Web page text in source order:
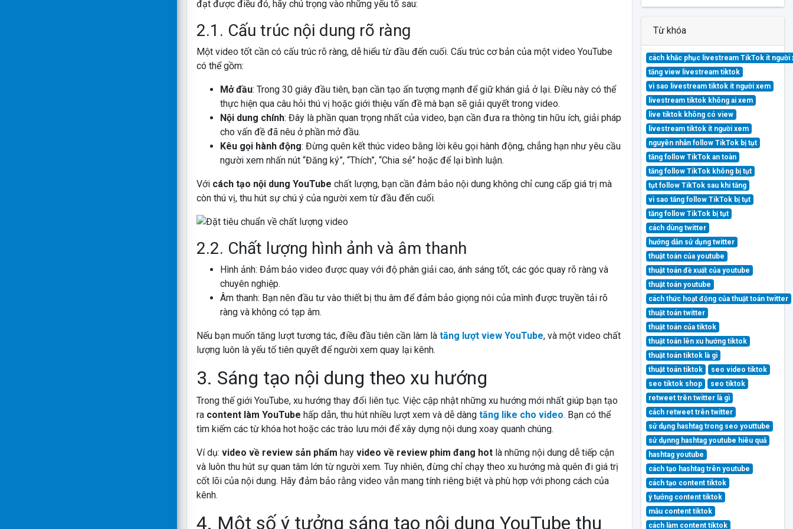
đạt được điều đó, hãy chú trọng vào những yếu tố sau:
2.1. Cấu trúc nội dung rõ ràng
Một video tốt cần có cấu trúc rõ ràng, dễ hiểu từ đầu đến cuối. Cấu trúc cơ bản của một video YouTube
có thể gồm:
Mở đầu: Trong 30 giây đầu tiên, bạn cần tạo ấn tượng mạnh để giữ khán giả ở lại. Điều này có thể
thực hiện qua câu hỏi thú vị hoặc giới thiệu vấn đề mà bạn sẽ giải quyết trong video.
Nội dung chính: Đây là phần quan trọng nhất của video, bạn cần đưa ra thông tin hữu ích, giải pháp
cho vấn đề đã nêu ở phần mở đầu.
Kêu gọi hành động: Đừng quên kết thúc video bằng lời kêu gọi hành động, chẳng hạn như yêu cầu
người xem nhấn nút “Đăng ký”, “Thích”, “Chia sẻ” hoặc để lại bình luận.
Với cách tạo nội dung YouTube chất lượng, bạn cần đảm bảo nội dung không chỉ cung cấp giá trị mà
còn thú vị, thu hút sự chú ý của người xem từ đầu đến cuối.
2.2. Chất lượng hình ảnh và âm thanh
Hình ảnh: Đảm bảo video được quay với độ phân giải cao, ánh sáng tốt, các góc quay rõ ràng và
chuyên nghiệp.
Âm thanh: Bạn nên đầu tư vào thiết bị thu âm để đảm bảo giọng nói của mình được truyền tải rõ
ràng và không có tạp âm.
Nếu bạn muốn tăng lượt tương tác, điều đầu tiên cần làm là tăng lượt view YouTube, và một video chất
lượng luôn là yếu tố tiên quyết để người xem quay lại kênh.
3. Sáng tạo nội dung theo xu hướng
Trong thế giới YouTube, xu hướng thay đổi liên tục. Việc cập nhật những xu hướng mới nhất giúp bạn tạo
ra content làm YouTube hấp dẫn, thu hút nhiều lượt xem và dễ dàng tăng like cho video. Bạn có thể
tìm kiếm các từ khóa hot hoặc các trào lưu mới để xây dựng nội dung xoay quanh chúng.
Ví dụ: video về review sản phẩm hay video về review phim đang hotlà những nội dung dễ tiếp cận
và luôn thu hút sự quan tâm lớn từ người xem. Tuy nhiên, đừng chỉ chạy theo xu hướng mà quên đi giá trị
cốt lõi của nội dung. Hãy đảm bảo rằng video vẫn mang tính riêng biệt và phù hợp với phong cách của
kênh.
4. Một số ý tưởng sáng tạo nội dung YouTube thu
Từ khóa
cách khắc phục livestream TikTok ít người
tăng view livestream tiktok
vì sao livestream tiktok ít người xem
livestream tiktok không ai xem
live tiktok không có view
livestream tiktok ít người xem
nguyên nhân follow TikTok bị tụt
tăng follow TikTok an toàn
tăng follow TikTok không bị tụt
tụt follow TikTok sau khi tăng
vì sao tăng follow TikTok bị tụt
tăng follow TikTok bị tụt
cách dùng twitter
hướng dẫn sử dụng twitter
thuật toán của youtube
thuật toán đề xuất của youtube
thuật toán youtube
cách thức hoạt động của thuật toán twitter
thuật toán twitter
thuật toán của tiktok
thuật toán lên xu hướng tiktok
thuật toán tiktok là gì
thuật toán tiktok
seo video tiktok
seo tiktok shop
seo tiktok
retweet trên twitter là gì
cách retweet trên twitter
sử dụng hashtag trong seo youttube
sử dụnng hashtag youtube hiêu quả
hashtag youtube
cách tạo hashtag trên youtube
cách tạo content tiktok
ý tưởng content tiktok
mẫu content tiktok
cách làm content tiktok